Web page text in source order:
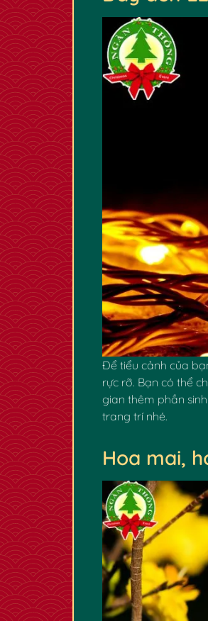
Để tiểu cảnh của
rực rỡ. Bạn có thể
gian thêm phần
trang trí nhé.
Hoa mai,